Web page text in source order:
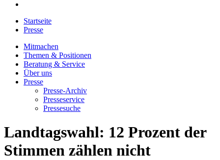
Startseite
Presse
Mitmachen
Themen & Positionen
Beratung & Service
Über uns
Presse
Presse-Archiv
Presseservice
Pressesuche
Landtagswahl: 12 Prozent der
Stimmen zählen nicht